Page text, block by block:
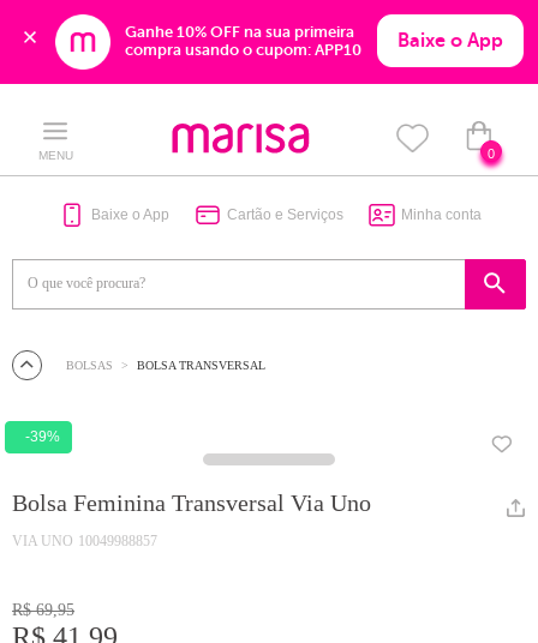
Ganhe 10% OFF na sua primeira
compra usando o cupom: APP10
Baixe o App
content
navigation
MENU 0
Baixe o App Cartão e Serviços Minha conta
BOLSAS BOLSA TRANSVERSAL
-39%
Bolsa Feminina Transversal Via Uno
VIA UNO 10049988857
R$ 69,95
R$ 41,99